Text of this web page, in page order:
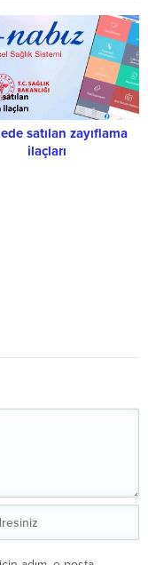
satılan zayıflama
ilaçları